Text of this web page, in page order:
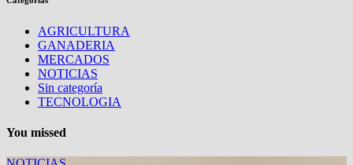
AGRICULTURA
GANADERIA
MERCADOS
NOTICIAS
Sin categoría
TECNOLOGIA
You missed